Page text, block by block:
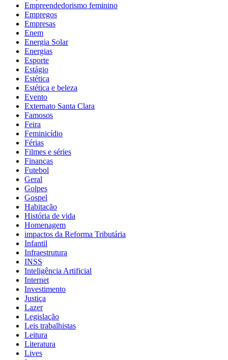
Empreendedorismo feminino
Empregos
Empresas
Enem
Energia Solar
Energias
Esporte
Estágio
Estética
Estética e beleza
Evento
Externato Santa Clara
Famosos
Feira
Feminicídio
Férias
Filmes e séries
Finanças
Futebol
Geral
Golpes
Gospel
Habitação
História de vida
Homenagem
impactos da Reforma Tributária
Infantil
Infraestrutura
INSS
Inteligência Artificial
Internet
Investimento
Justiça
Lazer
Legislação
Leis trabalhistas
Leitura
Literatura
Lives